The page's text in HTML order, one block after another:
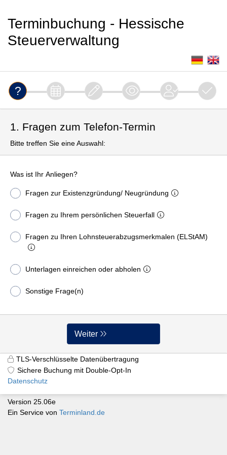
Terminbuchung - Hessische
Steuerverwaltung
1. Fragen zum Telefon-Termin
Bitte treffen Sie eine Auswahl:
Was ist Ihr Anliegen?
Fragen zur Existenzgründung/ Neugründung
Fragen zu Ihrem persönlichen Steuerfall
Fragen zu Ihren Lohnsteuerabzugsmerkmalen (ELStAM)
Unterlagen einreichen oder abholen
Sonstige Frage(n)
Weiter
TLS-Verschlüsselte Datenübertragung
Sichere Buchung mit Double-Opt-In
Datenschutz
Version 25.06e
Ein Service von Terminland.de